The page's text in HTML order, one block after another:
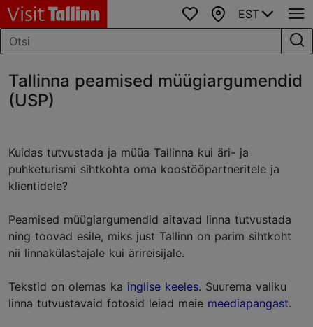
Lemmikud
Kaart
EST
Tallinna peamised müügiargumendid
(USP)
Kuidas tutvustada ja müüa Tallinna kui äri- ja
puhketurismi sihtkohta oma koostööpartneritele ja
klientidele?
Peamised müügiargumendid aitavad linna tutvustada
ning toovad esile, miks just Tallinn on parim sihtkoht
nii linnakülastajale kui ärireisijale.
Tekstid on olemas ka inglise keeles. Suurema valiku
linna tutvustavaid fotosid leiad meie meediapangast.